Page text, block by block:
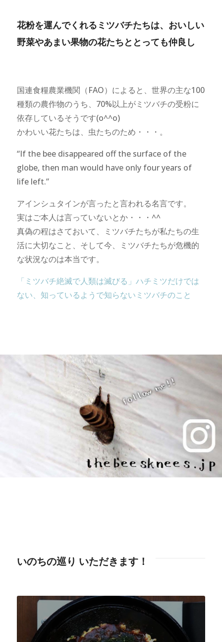
花粉を運んでくれるミツバチたちは、おいしい
野菜やあまい果物の花たちととっても仲良し
国連食糧農業機関（FAO）によると、世界の主な100
種類の農作物のうち、70%以上がミツバチの受粉に
依存しているそうです(o^^o)
かわいい花たちは、虫たちのため・・・。
“If the bee disappeared off the surface of the
globe, then man would have only four years of
life left.”
アインシュタインが言ったと言われる名言です。
実はご本人は言っていないとか・・・^^
真偽の程はさておいて、ミツバチたちが私たちの生
活に大切なこと、そして今、ミツバチたちが危機的
な状況なのは本当です。
「ミツバチ絶滅で人類は滅びる」ハチミツだけでは
ない、知っているようで知らないミツバチのこと
いのちの巡り いただきます！